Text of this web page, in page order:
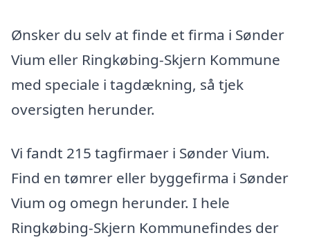
Ønsker du selv at finde et firma i Sønder
Vium eller Ringkøbing-Skjern Kommune
med speciale i tagdækning, så tjek
oversigten herunder.
Vi fandt 215 tagfirmaer i Sønder Vium.
Find en tømrer eller byggefirma i Sønder
Vium og omegn herunder. I hele
Ringkøbing-Skjern Kommunefindes der